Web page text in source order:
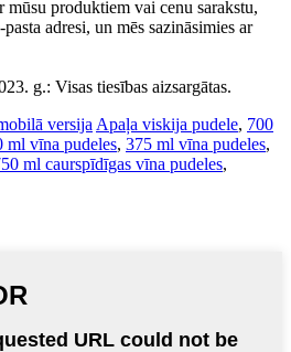
mūsu produktiem vai cenu sarakstu,
adresi, un mēs sazināsimies ar
g.: Visas tiesības aizsargātas.
versija Apaļa viskija pudele, 700
ml vīna pudeles, 375 ml vīna pudeles,
ml caurspīdīgas vīna pudeles,